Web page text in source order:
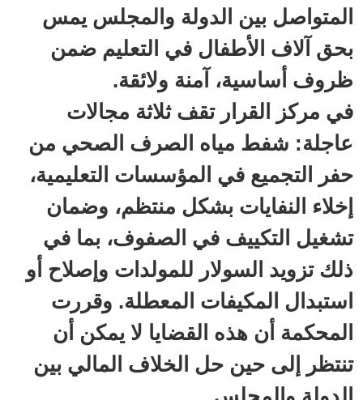
المتواصل بين الدولة والمجلس يمس
بحق آلاف الأطفال في التعليم ضمن
ظروف أساسية، آمنة ولائقة.
في مركز القرار تقف ثلاثة مجالات
عاجلة: شفط مياه الصرف الصحي من
حفر التجميع في المؤسسات التعليمية،
إخلاء النفايات بشكل منتظم، وضمان
تشغيل التكييف في الصفوف، بما في
ذلك تزويد السولار للمولدات وإصلاح أو
استبدال المكيفات المعطلة. وقررت
المحكمة أن هذه القضايا لا يمكن أن
تنتظر إلى حين حل الخلاف المالي بين